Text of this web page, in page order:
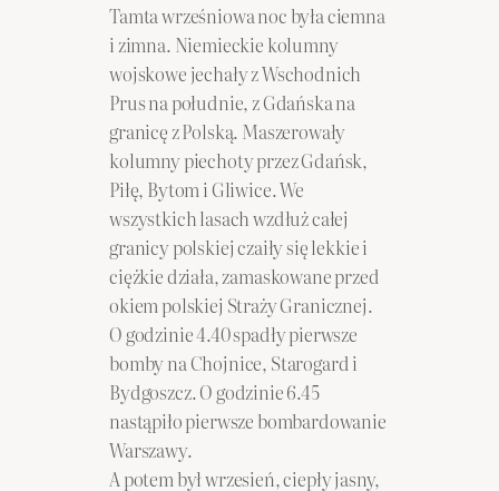
Tamta wrześniowa noc była ciemna
i zimna. Niemieckie kolumny
wojskowe jechały z Wschodnich
Prus na południe, z Gdańska na
granicę z Polską. Maszerowały
kolumny piechoty przez Gdańsk,
Piłę, Bytom i Gliwice. We
wszystkich lasach wzdłuż całej
granicy polskiej czaiły się lekkie i
ciężkie działa, zamaskowane przed
okiem polskiej Straży Granicznej.
O godzinie 4.40 spadły pierwsze
bomby na Chojnice, Starogard i
Bydgoszcz. O godzinie 6.45
nastąpiło pierwsze bombardowanie
Warszawy.
A potem był wrzesień, ciepły jasny,